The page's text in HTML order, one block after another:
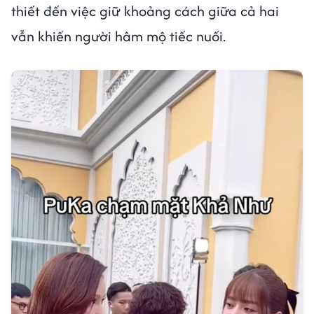
thiết đến việc giữ khoảng cách giữa cả hai
vẫn khiến người hâm mộ tiếc nuối.